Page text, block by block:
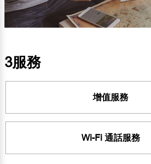
3服務
增值服務
Wi-Fi 通話服務